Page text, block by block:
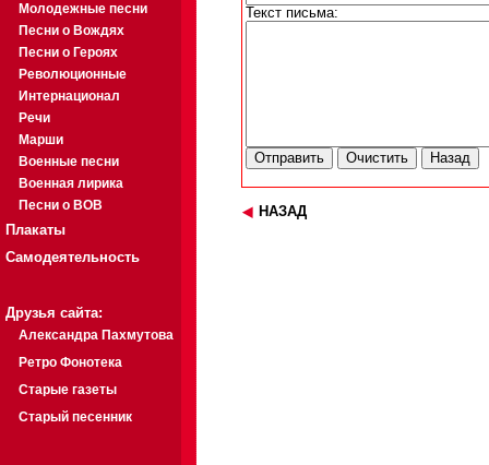
Молодежные песни
Песни о Вождях
Песни о Героях
Революционные
Интернационал
Речи
Марши
Военные песни
Военная лирика
Песни о ВОВ
Плакаты
Самодеятельность
Друзья сайта:
Александра Пахмутова
Ретро Фонотека
Старые газеты
Старый песенник
Текст письма:
НАЗАД